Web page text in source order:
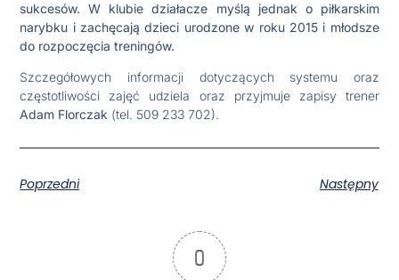
sukcesów. W klubie działacze myślą jednak o piłkarskim
narybku i zachęcają dzieci urodzone w roku 2015 i młodsze
do rozpoczęcia treningów.
Szczegółowych informacji dotyczących systemu oraz
częstotliwości zajęć udziela oraz przyjmuje zapisy trener
Adam Florczak (tel. 509 233 702).
Poprzedni Następny
0